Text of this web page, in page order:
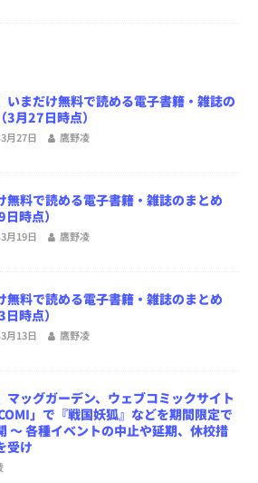
いまだけ無料で読める電子書籍・雑誌の
3月27日時点）
月27日 鷹野凌
無料で読める電子書籍・雑誌のまとめ
日時点）
月19日 鷹野凌
無料で読める電子書籍・雑誌のまとめ
日時点）
月13日 鷹野凌
マッグガーデン、ウェブコミックサイト
」で『戦国妖狐』などを期間限定で
〜 各種イベントの中止や延期、休校措
受け